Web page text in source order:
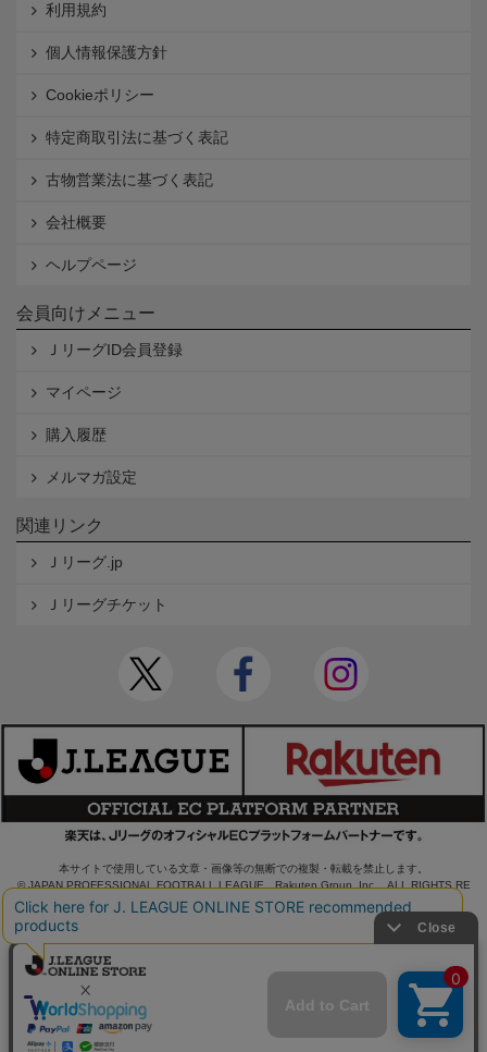
利用規約
個人情報保護方針
Cookieポリシー
特定商取引法に基づく表記
古物営業法に基づく表記
会社概要
ヘルプページ
会員向けメニュー
ＪリーグID会員登録
マイページ
購入履歴
メルマガ設定
関連リンク
Ｊリーグ.jp
Ｊリーグチケット
本サイトで使用している文章・画像等の無断での複製・転載を禁止します。
© JAPAN PROFESSIONAL FOOTBALL LEAGUE Rakuten Group, Inc. ALL RIGHTS RE
SERVED.